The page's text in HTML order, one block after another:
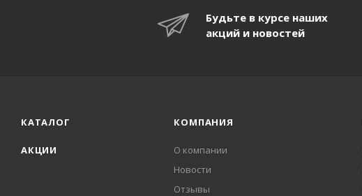
Будьте в курсе наших
акций и новостей
КАТАЛОГ
АКЦИИ
КОМПАНИЯ
О компании
Новости
Отзывы